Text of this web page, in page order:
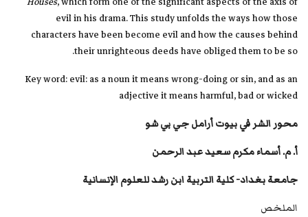
evil in his drama. This study unfolds the ways how those
characters have been become evil and how the causes behind
their unrighteous deeds have obliged them to be so.
Key word: evil: as a noun it means wrong-doing or sin, and as an
adjective it means harmful, bad or wicked
محور الشر في بيوت أرامل جي بي شو
أ. م. أسماء مكرم سعيد عبد الرحمن
جامعة بغداد- كلية التربية ابن رشد للعلوم الإنسانية
الملخص